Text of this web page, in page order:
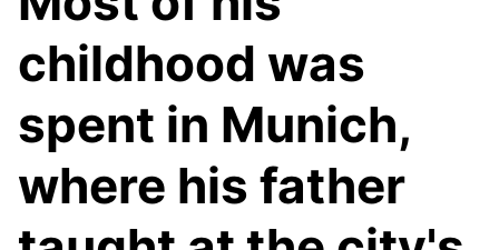
childhood was
spent in Munich,
where his father